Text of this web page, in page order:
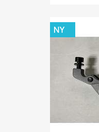
NY